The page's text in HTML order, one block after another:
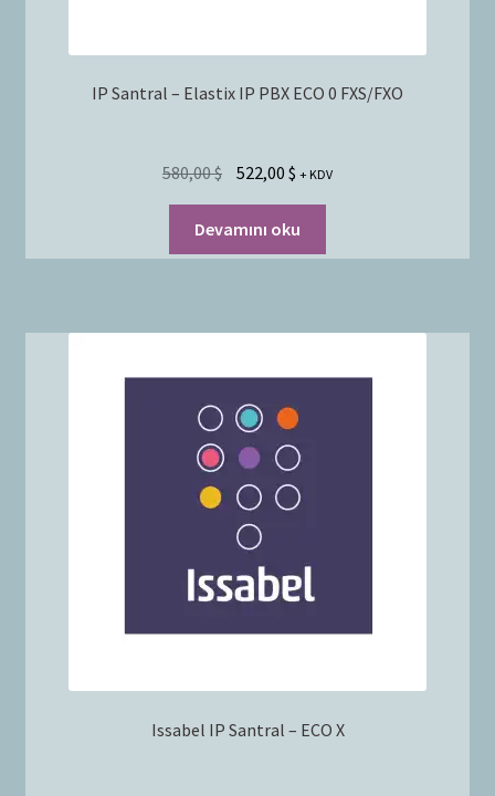
IP Santral – Elastix IP PBX ECO 0 FXS/FXO
580,00$ 522,00 $ + KDV
Devamını oku
Issabel IP Santral – ECO X